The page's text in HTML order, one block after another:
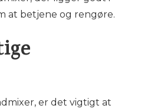
at betjene og rengøre.
er det vigtigt at